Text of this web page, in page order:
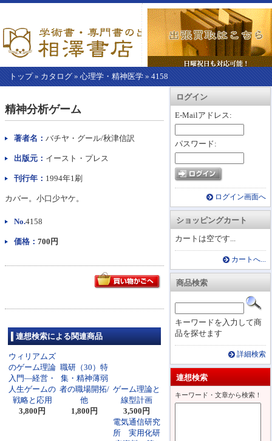
トップ» カタログ » 心理学・精神医学 » 4158
カートを見る
ログイン
E-Mailアドレス:
パスワード:
ログイン画面へ
ショッピングカート
カートは空です...
カートへ...
商品検索
キーワードを入力して商
品を探せます
詳細検索
連想検索
キーワード・文章から検索！
こ
か
本
精神分析ゲーム
著者名： バチヤ・グール/秋津信訳
出版元： イースト・プレス
刊行年： 1994年1刷
カバー。小口少ヤケ。
No.4158
価格： 700円
連想検索による関連商品
ウィリアムズ
のゲーム理論
入門―経営・
人生ゲームの
戦略と応用
3,800円
職研（30）特
集・精神薄弱
者の職場開拓/
他
1,800円
ゲーム理論と
線型計画
3,500円
電気通信研究
所 実用化研